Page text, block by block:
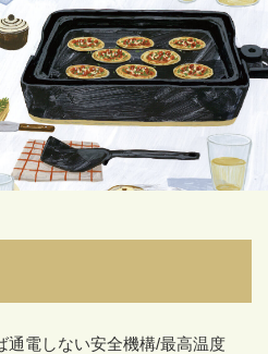
通電しない安全機構/最高温度